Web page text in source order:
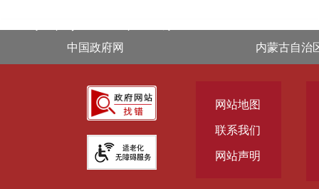
中国政府网
内蒙古自治
网站地图
联系我们
网站声明